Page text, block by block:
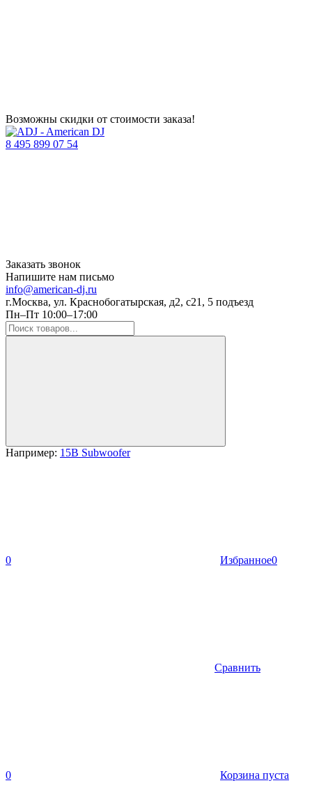
Возможны скидки от стоимости заказа!
8 495 899 07 54
Заказать звонок
Напишите нам письмо
info@american-dj.ru
г.Москва, ул. Краснобогатырская, д2, с21, 5 подъезд
Пн–Пт 10:00–17:00
Например: 15B Subwoofer
0 Избранное0
Сравнить
0 Корзина пуста